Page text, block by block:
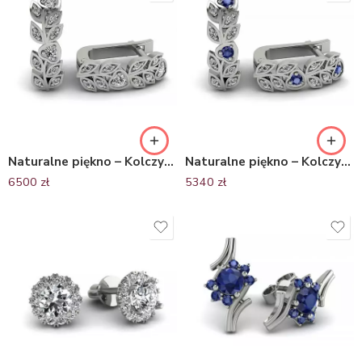
Naturalne piękno – Kolczyki z z białego złota Diamond Sky z brylantami bez miligryfu
6500 zł
Naturalne piękno – Kolczyki z białego złota z szafirami i diamentami bez miligryfu
5340 zł